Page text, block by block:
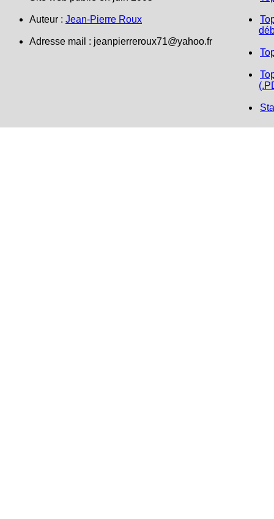
Auteur : Jean-Pierre Roux
Adresse mail : jeanpierreroux71@yahoo.fr